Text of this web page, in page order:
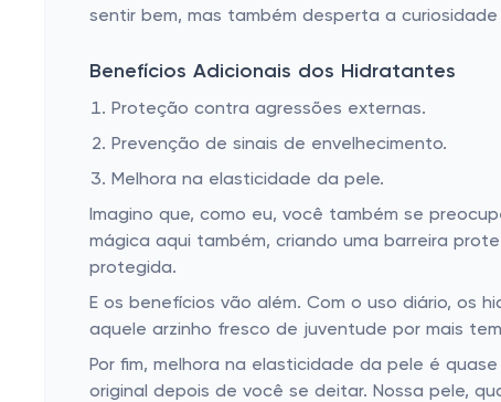
sentir bem, mas também desperta a
Benefícios Adicionais dos Hidratantes
Proteção contra agressões externas.
Prevenção de sinais de envelhecimento.
Melhora na elasticidade da pele.
Imagino que, como eu, você também se
mágica aqui também, criando uma barreira
protegida.
E os benefícios vão além. Com o uso diário, os
aquele arzinho fresco de juventude por mais
Por fim, melhora na elasticidade da pele é
original depois de você se deitar. Nossa pele,